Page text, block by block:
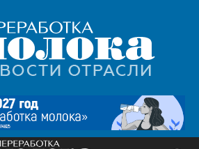
Переработка
молока
|
Новости